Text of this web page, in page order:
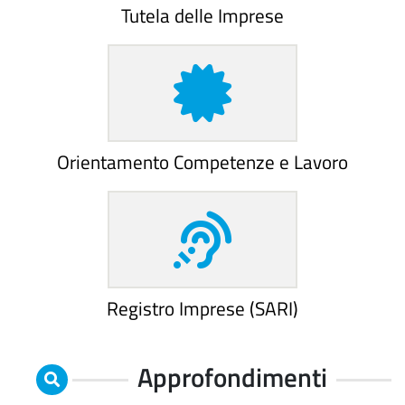
Tutela delle Imprese
Orientamento Competenze e Lavoro
Registro Imprese (SARI)
Approfondimenti